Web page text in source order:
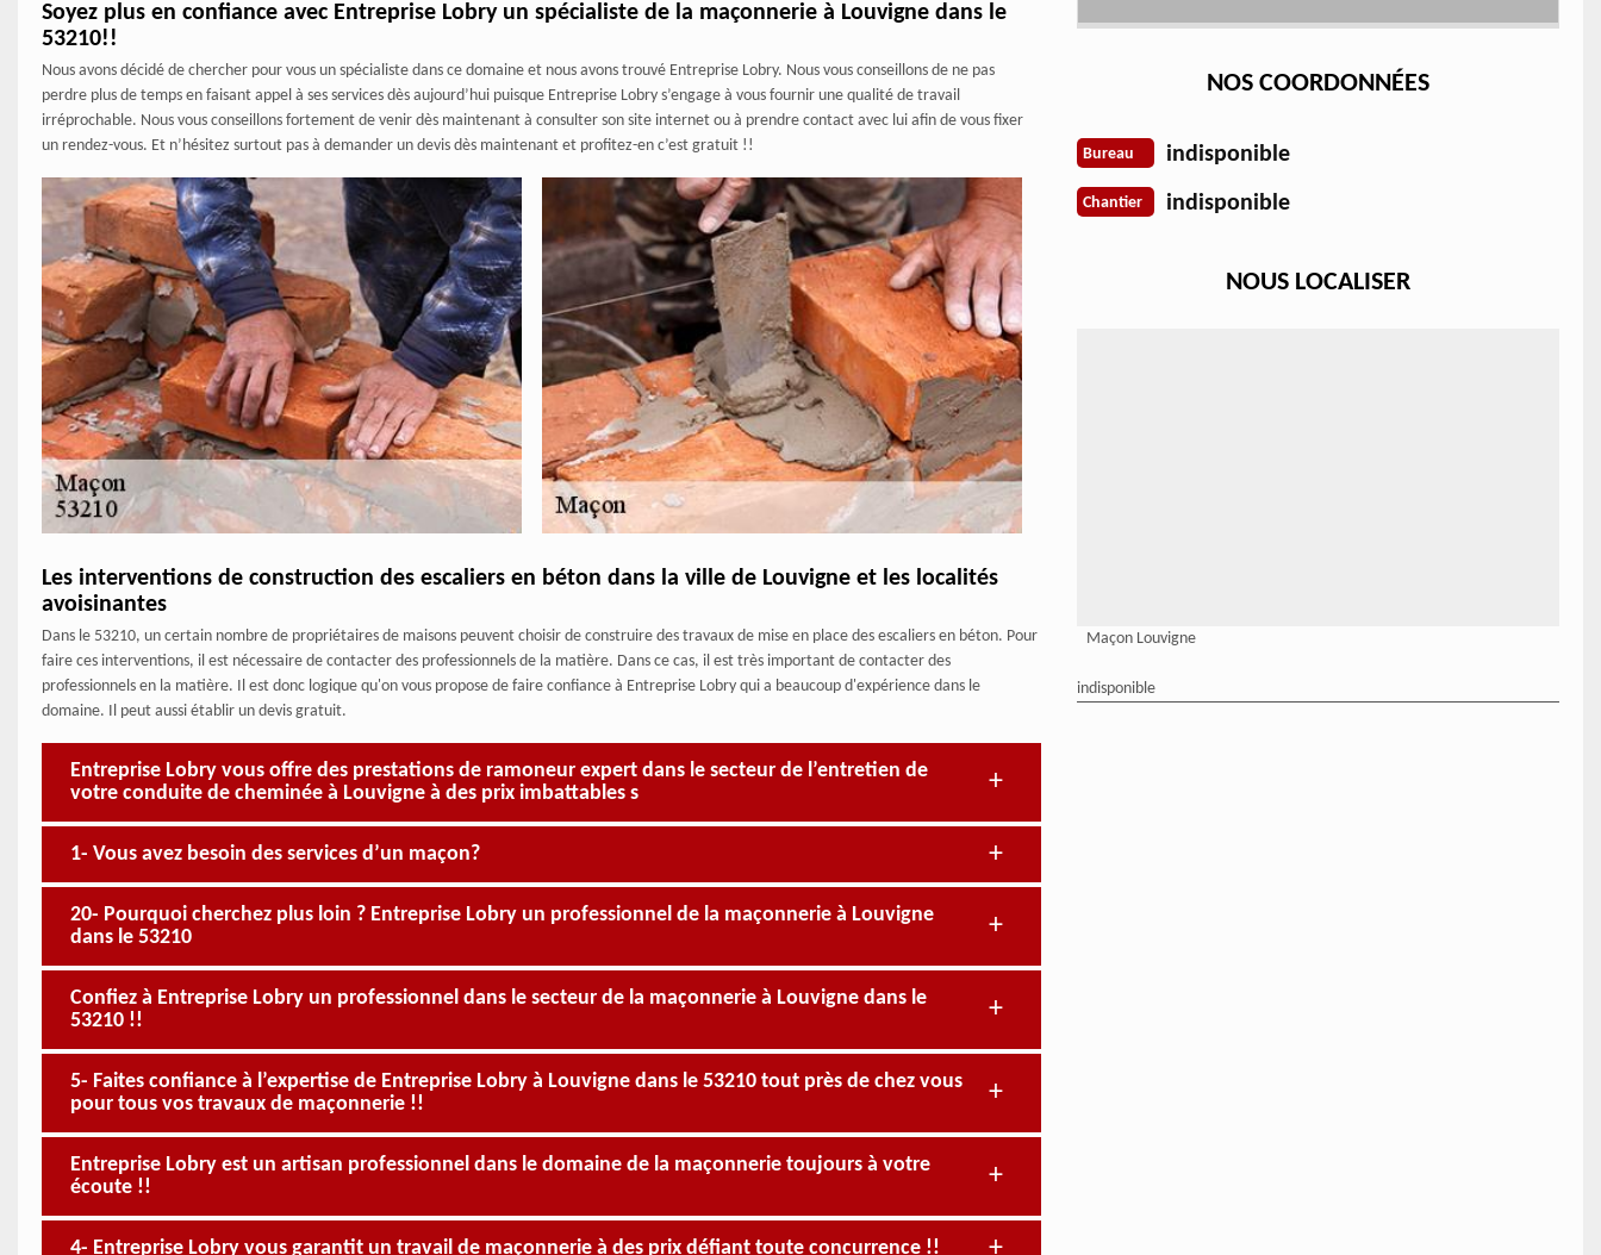
Soyez plus en confiance avec Entreprise Lobry un spécialiste de la maçonnerie à Louvigne dans le
53210!!
Nous avons décidé de chercher pour vous un spécialiste dans ce domaine et nous avons trouvé Entreprise Lobry. Nous vous conseillons de ne pas
perdre plus de temps en faisant appel à ses services dès aujourd’hui puisque Entreprise Lobry s’engage à vous fournir une qualité de travail
irréprochable. Nous vous conseillons fortement de venir dès maintenant à consulter son site internet ou à prendre contact avec lui afin de vous fixer
un rendez-vous. Et n’hésitez surtout pas à demander un devis dès maintenant et profitez-en c’est gratuit !!
Les interventions de construction des escaliers en béton dans la ville de Louvigne et les localités
avoisinantes
Dans le 53210, un certain nombre de propriétaires de maisons peuvent choisir de construire des travaux de mise en place des escaliers en béton. Pour
faire ces interventions, il est nécessaire de contacter des professionnels de la matière. Dans ce cas, il est très important de contacter des
professionnels en la matière. Il est donc logique qu'on vous propose de faire confiance à Entreprise Lobry qui a beaucoup d'expérience dans le
domaine. Il peut aussi établir un devis gratuit.
Entreprise Lobry vous offre des prestations de ramoneur expert dans le secteur de l’entretien de
votre conduite de cheminée à Louvigne à des prix imbattables s
1- Vous avez besoin des services d’un maçon?
20- Pourquoi cherchez plus loin ? Entreprise Lobry un professionnel de la maçonnerie à Louvigne
dans le 53210
Confiez à Entreprise Lobry un professionnel dans le secteur de la maçonnerie à Louvigne dans le
53210 !!
5- Faites confiance à l’expertise de Entreprise Lobry à Louvigne dans le 53210 tout près de chez vous
pour tous vos travaux de maçonnerie !!
Entreprise Lobry est un artisan professionnel dans le domaine de la maçonnerie toujours à votre
écoute !!
4- Entreprise Lobry vous garantit un travail de maçonnerie à des prix défiant toute concurrence !!
NOS COORDONNÉES
Bureau indisponible
Chantier indisponible
NOUS LOCALISER
Maçon Louvigne
indisponible